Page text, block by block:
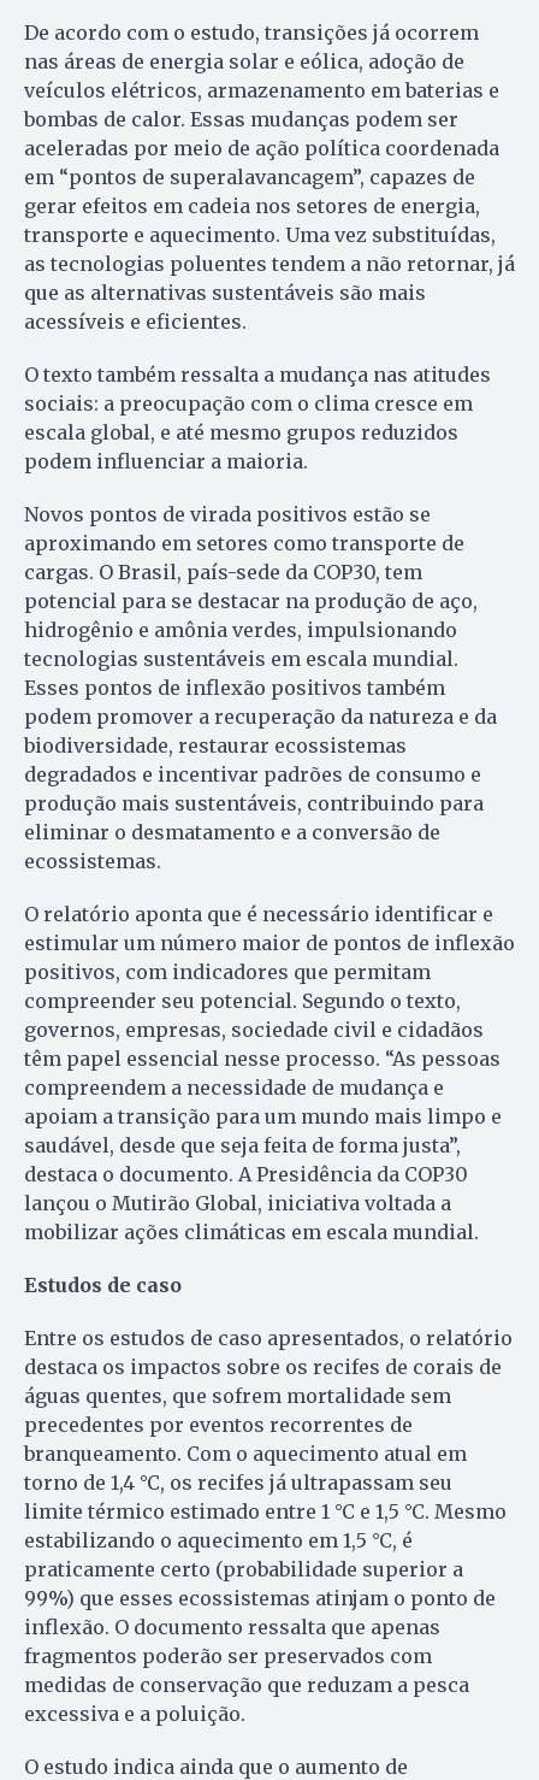
De acordo com o estudo, transições já ocorrem
nas áreas de energia solar e eólica, adoção de
veículos elétricos, armazenamento em baterias e
bombas de calor. Essas mudanças podem ser
aceleradas por meio de ação política coordenada
em “pontos de superalavancagem”, capazes de
gerar efeitos em cadeia nos setores de energia,
transporte e aquecimento. Uma vez substituídas,
as tecnologias poluentes tendem a não retornar, já
que as alternativas sustentáveis são mais
acessíveis e eficientes.
O texto também ressalta a mudança nas atitudes
sociais: a preocupação com o clima cresce em
escala global, e até mesmo grupos reduzidos
podem influenciar a maioria.
Novos pontos de virada positivos estão se
aproximando em setores como transporte de
cargas. O Brasil, país-sede da COP30, tem
potencial para se destacar na produção de aço,
hidrogênio e amônia verdes, impulsionando
tecnologias sustentáveis em escala mundial.
Esses pontos de inflexão positivos também
podem promover a recuperação da natureza e da
biodiversidade, restaurar ecossistemas
degradados e incentivar padrões de consumo e
produção mais sustentáveis, contribuindo para
eliminar o desmatamento e a conversão de
ecossistemas.
O relatório aponta que é necessário identificar e
estimular um número maior de pontos de inflexão
positivos, com indicadores que permitam
compreender seu potencial. Segundo o texto,
governos, empresas, sociedade civil e cidadãos
têm papel essencial nesse processo. “As pessoas
compreendem a necessidade de mudança e
apoiam a transição para um mundo mais limpo e
saudável, desde que seja feita de forma justa”,
destaca o documento. A Presidência da COP30
lançou o Mutirão Global, iniciativa voltada a
mobilizar ações climáticas em escala mundial.
Estudos de caso
Entre os estudos de caso apresentados, o relatório
destaca os impactos sobre os recifes de corais de
águas quentes, que sofrem mortalidade sem
precedentes por eventos recorrentes de
branqueamento. Com o aquecimento atual em
torno de 1,4 °C, os recifes já ultrapassam seu
limite térmico estimado entre 1 °C e 1,5 °C. Mesmo
estabilizando o aquecimento em 1,5 °C, é
praticamente certo (probabilidade superior a
99%) que esses ecossistemas atinjam o ponto de
inflexão. O documento ressalta que apenas
fragmentos poderão ser preservados com
medidas de conservação que reduzam a pesca
excessiva e a poluição.
O estudo indica ainda que o aumento de